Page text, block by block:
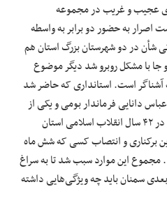
عجیب و غریب در مجموعه
اصرار به حضور دو برابر به واسطه
شأن در دو شهرستان بزرگ استان هم
جا با مشکل روبرو شد دیگر موضوع
است. استانداری که حاضر شد
دانایی فرماندار بومی و یکی از
موفق‌ترین فرمانداران استان سمنان در ۴۲ سال انقلاب اسلامی استان
این برکناری و انتصاب کسی که شش ماه
مجموع این موارد سبب شد تا به سراغ
بعدی سمنان باید چه ویژگی‌هایی داشته